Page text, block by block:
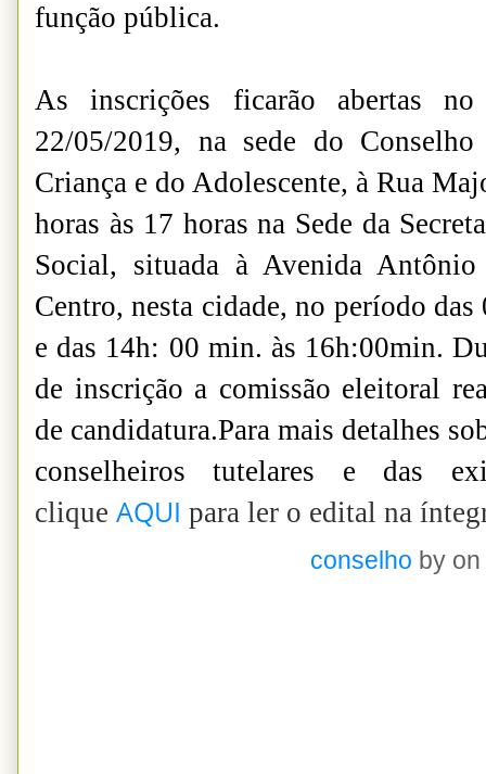
função pública.
As inscrições ficarão abertas
22/05/2019, na sede do
Criança e do Adolescente, à Rua
horas às 17 horas na Sede da
Social, situada à Avenida
Centro, nesta cidade, no período
e das 14h: 00 min. às 16h:00min.
de inscrição a comissão eleitoral
de candidatura.Para mais detalhes
conselheiros tutelares e das
clique AQUI para ler o edital na
conselho by